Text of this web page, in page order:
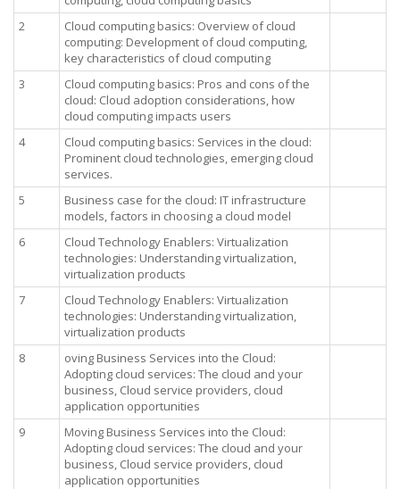
2
Cloud computing basics: Overview of cloud
computing: Development of cloud computing,
key characteristics of cloud computing
3
Cloud computing basics: Pros and cons of the
cloud: Cloud adoption considerations, how
cloud computing impacts users
4
Cloud computing basics: Services in the cloud:
Prominent cloud technologies, emerging cloud
services.
5
Business case for the cloud: IT infrastructure
models, factors in choosing a cloud model
6
Cloud Technology Enablers: Virtualization
technologies: Understanding virtualization,
virtualization products
7
Cloud Technology Enablers: Virtualization
technologies: Understanding virtualization,
virtualization products
8
oving Business Services into the Cloud:
Adopting cloud services: The cloud and your
business, Cloud service providers, cloud
application opportunities
9
Moving Business Services into the Cloud:
Adopting cloud services: The cloud and your
business, Cloud service providers, cloud
application opportunities